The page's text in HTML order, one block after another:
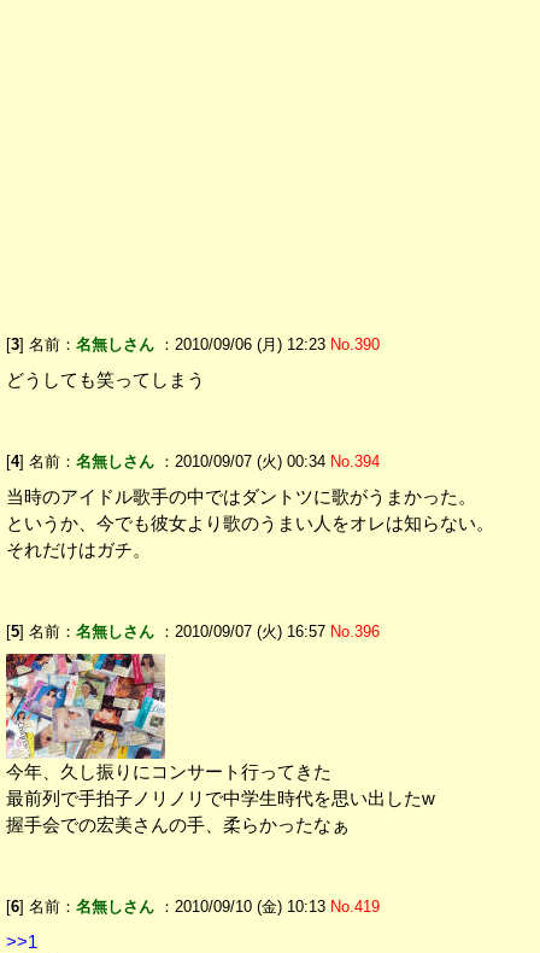
[3] 名前： 名無しさん ：2010/09/06 (月) 12:23 No.390
どうしても笑ってしまう
[4] 名前： 名無しさん ：2010/09/07 (火) 00:34 No.394
当時のアイドル歌手の中ではダントツに歌がうまかった。
というか、今でも彼女より歌のうまい人をオレは知らない。
それだけはガチ。
[5] 名前： 名無しさん ：2010/09/07 (火) 16:57 No.396
今年、久し振りにコンサート行ってきた
最前列で手拍子ノリノリで中学生時代を思い出したw
握手会での宏美さんの手、柔らかったなぁ
[6] 名前： 名無しさん ：2010/09/10 (金) 10:13 No.419
>>1